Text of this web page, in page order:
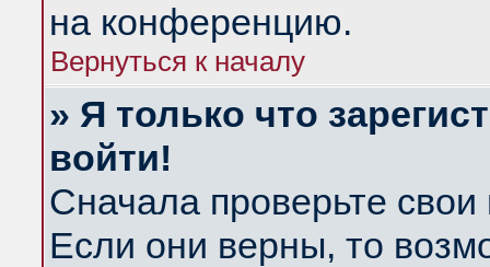
на конференцию.
Вернуться к началу
» Я только что
войти!
Сначала проверьте
Если они верны, то